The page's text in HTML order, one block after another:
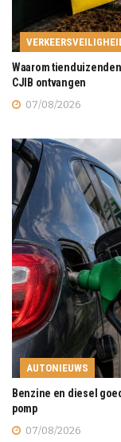
Waarom
CJIB ontvangen
07/08/2026
AUTONIEUWS
Benzine en diesel
pomp
07/08/2026